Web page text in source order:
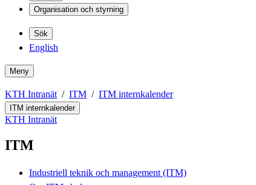
Organisation och styrning
Sök
English
Meny
KTH Intranät ITM ITM internkalender
ITM internkalender
KTH Intranät
ITM
Industriell teknik och management (ITM)